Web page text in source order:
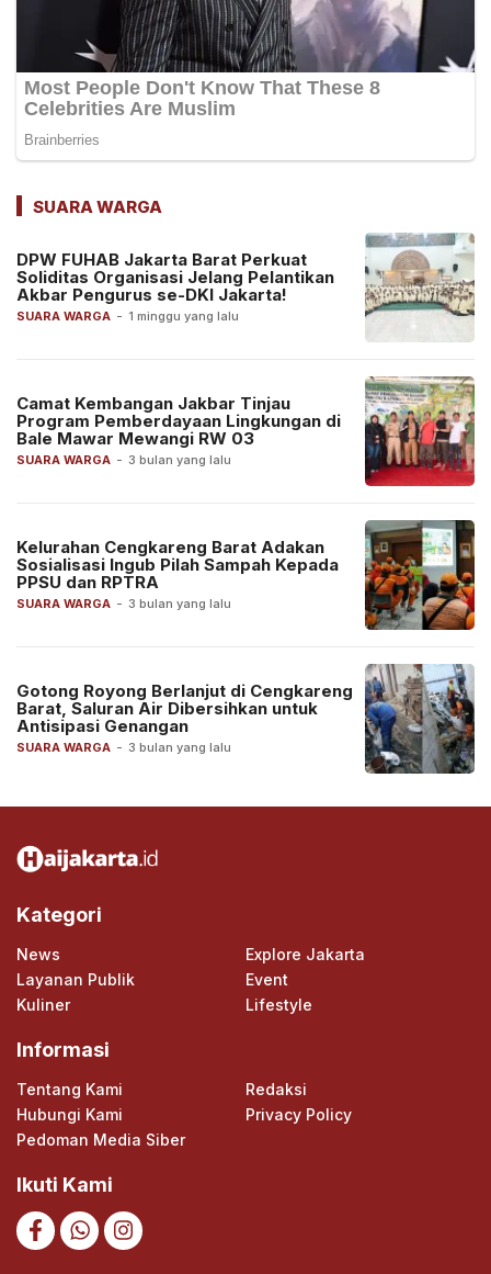
SUARA WARGA
SUARA WARGA - 1 minggu yang lalu
DPW FUHAB Jakarta Barat Perkuat
Soliditas Organisasi Jelang Pelantikan
Akbar Pengurus se-DKI Jakarta!
SUARA WARGA - 3 bulan yang lalu
Camat Kembangan Jakbar Tinjau
Program Pemberdayaan Lingkungan di
Bale Mawar Mewangi RW 03
SUARA WARGA - 3 bulan yang lalu
Kelurahan Cengkareng Barat Adakan
Sosialisasi Ingub Pilah Sampah Kepada
PPSU dan RPTRA
SUARA WARGA - 3 bulan yang lalu
Gotong Royong Berlanjut di Cengkareng
Barat, Saluran Air Dibersihkan untuk
Antisipasi Genangan
Kategori
News
Explore Jakarta
Layanan Publik
Event
Kuliner
Lifestyle
Informasi
Tentang Kami
Redaksi
Hubungi Kami
Privacy Policy
Pedoman Media Siber
Ikuti Kami